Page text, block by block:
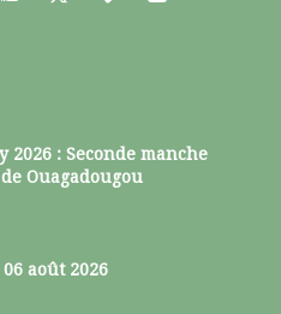
2026 : Seconde manche
Ouagadougou
août 2026